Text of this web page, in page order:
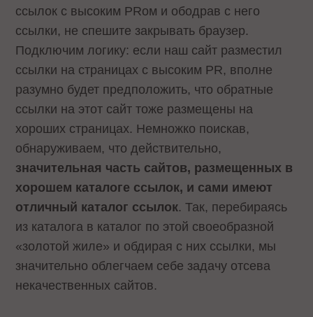
ссылок с высоким PRом и ободрав с него
ссылки, не спешите закрывать браузер.
Подключим логику: если наш сайт разместил
ссылки на страницах с высоким PR, вполне
разумно будет предположить, что обратные
ссылки на этот сайт тоже размещены на
хороших страницах. Немножко поискав,
обнаруживаем, что действительно,
значительная часть сайтов, размещенных в
хорошем каталоге ссылок, и сами имеют
отличный каталог ссылок. Так, перебираясь
из каталога в каталог по этой своеобразной
«золотой жиле» и обдирая с них ссылки, мы
значительно облегчаем себе задачу отсева
некачественных сайтов.